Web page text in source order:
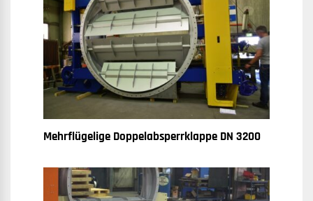
Mehrflügelige Doppelabsperrklappe DN 3200